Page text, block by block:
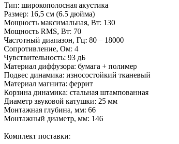
Тип: широкополосная акустика
Размер: 16,5 см (6.5 дюйма)
Мощность максимальная, Вт: 130
Мощность RMS, Вт: 70
Частотный диапазон, Гц: 80 – 18000
Сопротивление, Ом: 4
Чувствительность: 93 дБ
Материал диффузора: бумага + полимер
Подвес динамика: износостойкий тканевый
Материал магнита: феррит
Корзина динамика: стальная штампованная
Диаметр звуковой катушки: 25 мм
Монтажная глубина, мм: 66
Монтажный диаметр, мм: 146
Комплект поставки: